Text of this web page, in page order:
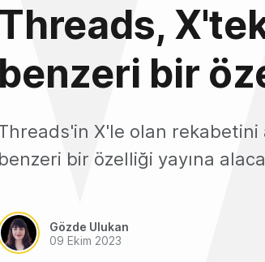
Threads,
benzeri bir
X'le olan
benzeri bir özelliği yayına
Gözde Ulukan
09 Ekim 2023